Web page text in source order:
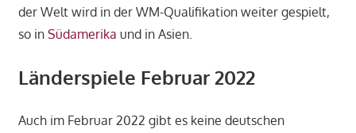
der Welt wird in der WM-Qualifikation weiter gespielt,
so in Südamerika und in Asien.
Länderspiele Februar 2022
Auch im Februar 2022 gibt es keine deutschen